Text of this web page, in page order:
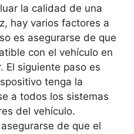
la calidad de una
hay varios factores a
es asegurarse de que
con el vehículo en
El siguiente paso es
tenga la
a todos los sistemas
del vehículo.
de que el